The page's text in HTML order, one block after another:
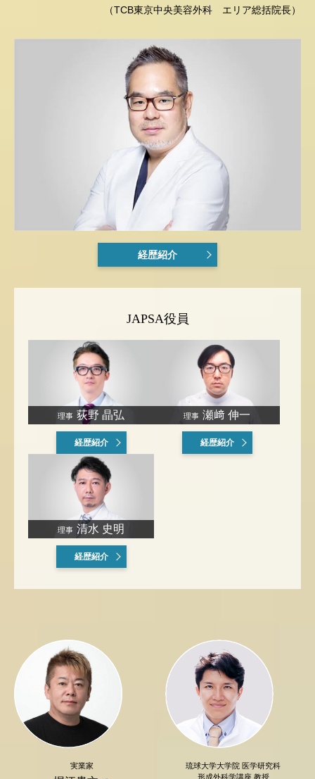
（TCB東京中央美容外科 エリア総括院長）
経歴紹介
JAPSA役員
理事 荻野 晶弘
経歴紹介
理事 瀬﨑 伸一
経歴紹介
理事 清水 史明
経歴紹介
実業家
琉球大学大学院 医学研究科
形成外科学講座 教授